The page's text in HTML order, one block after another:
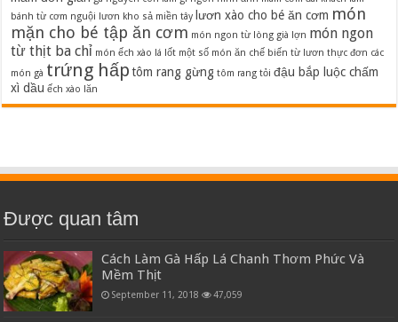
bánh từ cơm nguội lươn kho sả miền tây lươn xào cho bé ăn cơm món
mặn cho bé tập ăn cơm món ngon từ lòng già lợn món ngon
từ thịt ba chỉ món ếch xào lá lốt một số món ăn chế biến từ lươn thực đơn các
món gà trứng hấp tôm rang gừng tôm rang tỏi đậu bắp luộc chấm
xì dầu ếch xào lăn
Được quan tâm
Cách Làm Gà Hấp Lá Chanh Thơm Phức Và
Mềm Thịt
September 11, 2018 47,059